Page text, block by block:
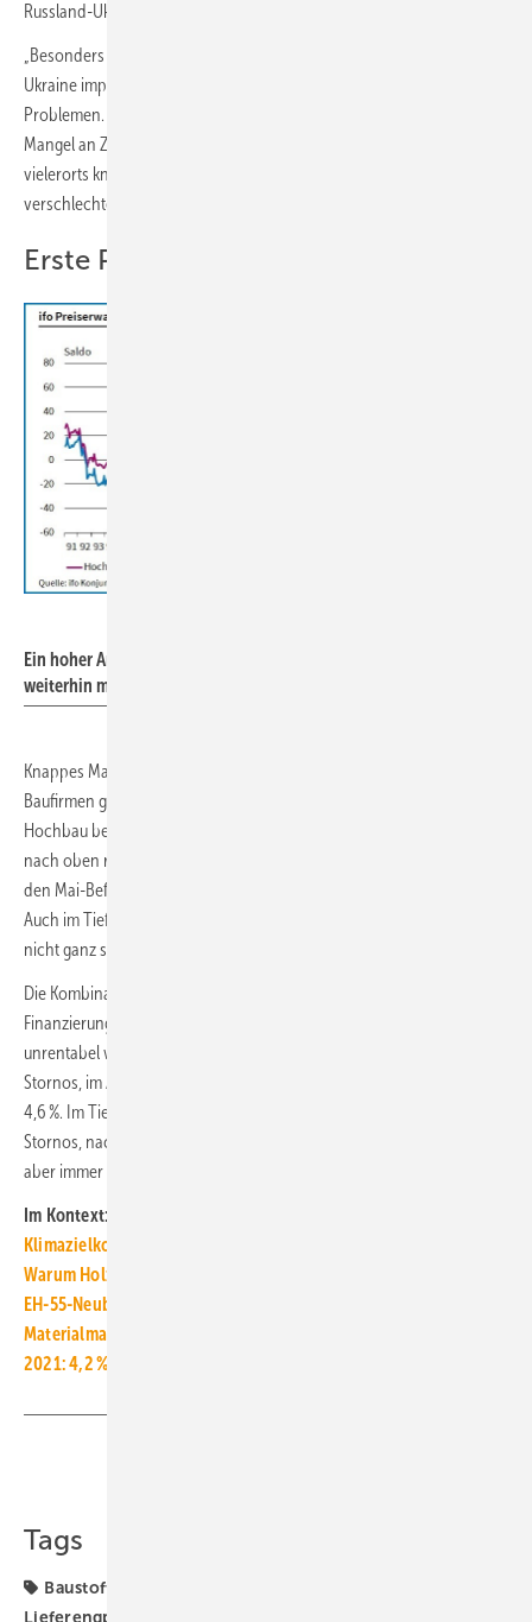
Russland-Ukraine-Krieg die Materialengpässe verschärft habe.
„Besonders knapp ist derzeit Baustahl, der oft aus Russland oder der
Ukraine importiert wurde. Auch beim Bitumen kommt es zu
Problemen. Mancherorts klagten die Betriebe auch über einen
Mangel an Ziegelsteinen. Dämmstoffe waren bereits vor Kriegsbeginn
vielerorts knapp, aber auch hier hat sich die Situation weiter
verschlechtert“, sagt Leiss.
Erste Projekte werden unrentabel
Ein hoher Anteil der Bauunternehmen rechnet im Mail 2022
weiterhin mit deutlich steigenden Preisen.
Knappes Material und hohe Energiekosten treiben die Preise. Die
Baufirmen geben die Verteuerungen an die Bauherren weiter: Im
Hochbau berichtete ein Großteil der Unternehmen, die Preise kürzlich
nach oben revidiert zu haben. Für die kommenden Monate waren bei
den Mai-Befragungen sehr häufig weitere Anpassungen eingeplant.
Auch im Tiefbau kam es vielerorts zu Preissteigerungen, wenngleich
nicht ganz so häufig wie im Hochbau.
Die Kombination aus steigenden Baupreisen und höheren
Finanzierungszinsen führen nun dazu, dass die ersten Projekte
unrentabel werden: Im Mai berichteten 13,4 % der Hochbauer von
Stornos, im April 2022 waren es noch 7,5 % und im März 2022 „nur“
4,6 %. Im Tiefbau meldeten im Mai 2022 bei den Tiefbauern 8,8 %
Stornos, nach 9,3 % im April 2022. Insgesamt sind die Auftragsbücher
aber immer noch prall gefüllt. ■
Im Kontext:
Klimazielkompatible Gebäudesanierung kostet 49 000 Euro
Warum Holzpellets aktuell so teuer sind
EH-55-Neubaustandard in GEG-Anhörung umstritten
Materialmangel in der Industrie hat sich im Mai 2022 verschärft
2021: 4,2 % weniger Baufertigstellungen
Tags
Baustoffmangel
Lieferengpässe